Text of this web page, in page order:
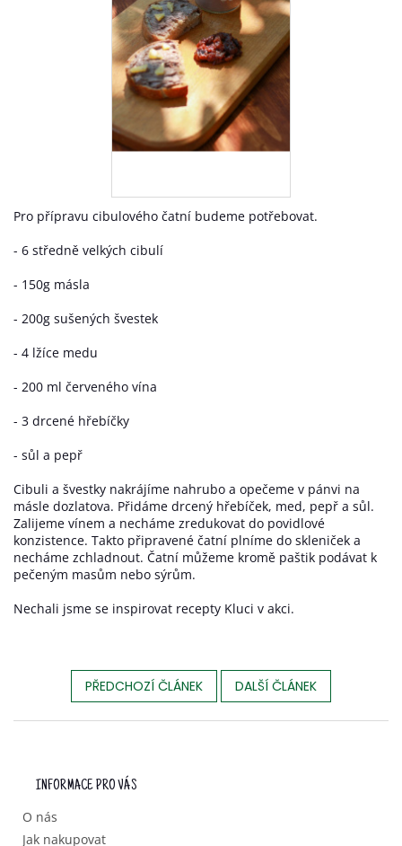
Pro přípravu cibulového čatní budeme potřebovat.
- 6 středně velkých cibulí
- 150g másla
- 200g sušených švestek
- 4 lžíce medu
- 200 ml červeného vína
- 3 drcené hřebíčky
- sůl a pepř
Cibuli a švestky nakrájíme nahrubo a opečeme v pánvi na
másle dozlatova. Přidáme drcený hřebíček, med, pepř a sůl.
Zalijeme vínem a necháme zredukovat do povidlové
konzistence. Takto připravené čatní plníme do skleniček a
necháme zchladnout. Čatní můžeme kromě paštik podávat k
pečeným masům nebo sýrům.
Nechali jsme se inspirovat recepty Kluci v akci.
PŘEDCHOZÍ ČLÁNEK DALŠÍ ČLÁNEK
INFORMACE PRO VÁS
O nás
Jak nakupovat